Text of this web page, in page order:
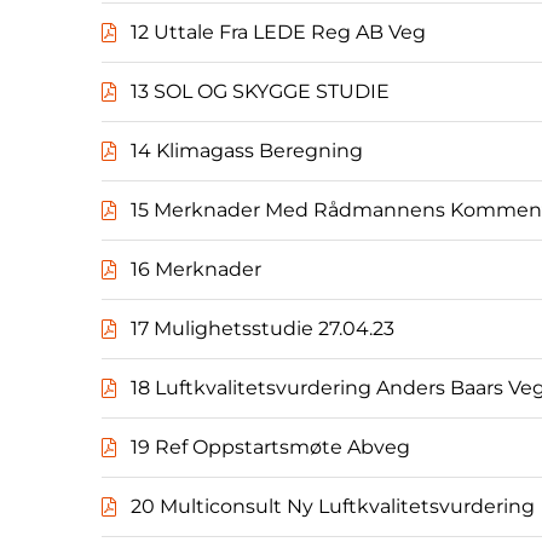
12 Uttale Fra LEDE Reg AB Veg
13 SOL OG SKYGGE STUDIE
14 Klimagass Beregning
15 Merknader Med Rådmannens
16 Merknader
17 Mulighetsstudie 27.04.23
18 Luftkvalitetsvurdering Anders Baars
19 Ref Oppstartsmøte Abveg
20 Multiconsult Ny Luftkvalitetsvurdering